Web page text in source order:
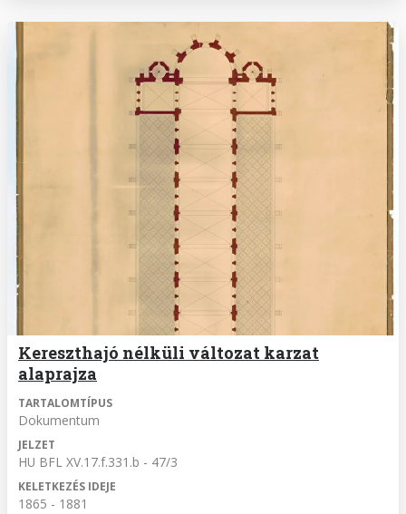
Kereszthajó nélküli változat karzat
alaprajza
TARTALOMTÍPUS
Dokumentum
JELZET
HU BFL XV.17.f.331.b - 47/3
KELETKEZÉS IDEJE
1865 - 1881